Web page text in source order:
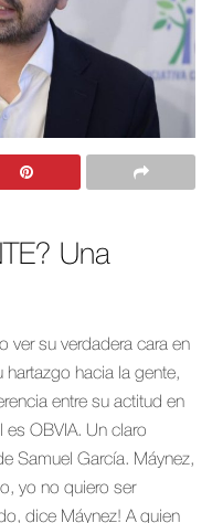
Una
ver su verdadera cara en
hacia la gente,
entre su actitud en
es OBVIA. Un claro
Samuel García. Máynez,
yo no quiero ser
dice Máynez! A quien